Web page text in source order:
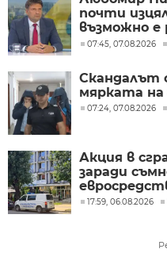
почти
възможно
07:45, 07.08.2026
Скандалът
мярката
07:24, 07.08.2026
Акция в
заради
17:59, 06.08.2026